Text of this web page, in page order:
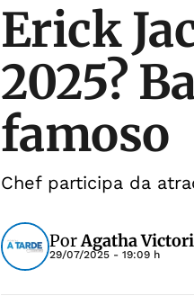
Erick
2025?
famoso
Chef participa da
PorAgatha
29/07/2025 - 19:09 h